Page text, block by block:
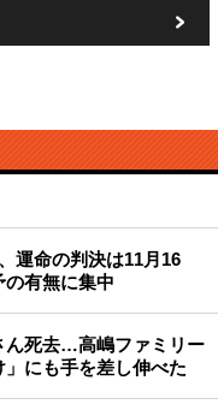
運命の判決は11月16
有無に集中
ん死去…高嶋ファミリー
にも手を差し伸べた